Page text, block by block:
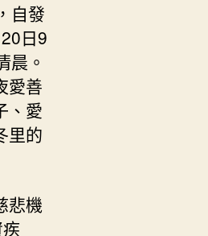
自發
日9
晨。
愛善
、愛
里的
悲機